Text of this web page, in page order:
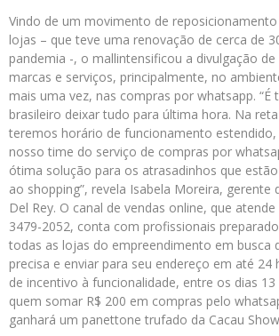
Vindo de um movimento de
lojas – que teve uma renovação de cerca de
pandemia -, o mallintensificou a divulgação de
marcas e serviços, principalmente, no
mais uma vez, nas compras por whatsapp. “É
brasileiro deixar tudo para última hora. Na
teremos horário de funcionamento
nosso time do serviço de compras por
ótima solução para os atrasadinhos que
ao shopping”, revela Isabela Moreira, gerente
Del Rey. O canal de vendas online, que
3479-2052, conta com profissionais
todas as lojas do empreendimento em busca
precisa e enviar para seu endereço em até
de incentivo à funcionalidade, entre os dias
quem somar R$ 200 em compras pelo
ganhará um panettone trufado da Cacau